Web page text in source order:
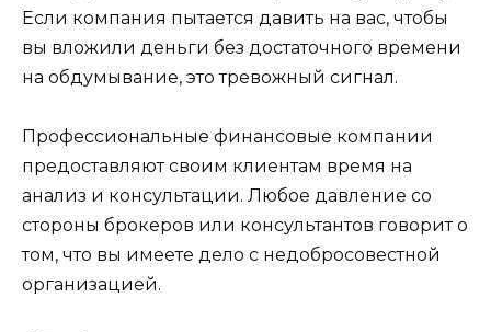
Если компания пытается давить на вас, чтобы
вы вложили деньги без достаточного времени
на обдумывание, это тревожный сигнал.
Профессиональные финансовые компании
предоставляют своим клиентам время на
анализ и консультации. Любое давление со
стороны брокеров или консультантов говорит о
том, что вы имеете дело с недобросовестной
организацией.